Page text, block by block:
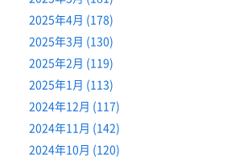
2025年4月 (178)
2025年3月 (130)
2025年2月 (119)
2025年1月 (113)
2024年12月 (117)
2024年11月 (142)
2024年10月 (120)